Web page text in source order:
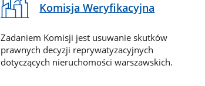
Komisja Weryfikacyjna
Zadaniem Komisji jest usuwanie skutków
prawnych decyzji reprywatyzacyjnych
dotyczących nieruchomości warszawskich.